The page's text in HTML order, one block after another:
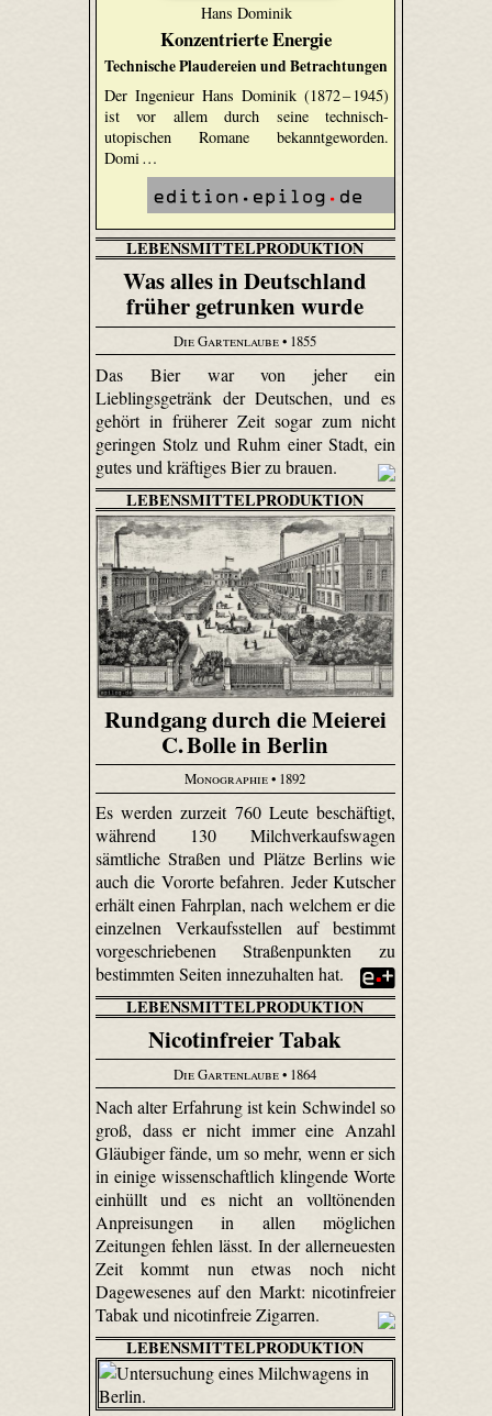
Hans Dominik
Konzentrierte Energie
Technische Plaudereien und Betrachtungen
Der Ingenieur Hans Dominik (1872 – 1945)
ist vor allem durch seine technisch-
utopischen Romane bekanntgeworden.
Domi …
LEBENSMITTELPRODUKTION
Was alles in Deutschland
früher getrunken wurde
Die Gartenlaube• 1855
Das Bier war von jeher ein
Lieblingsgetränk der Deutschen, und es
gehört in früherer Zeit sogar zum nicht
geringen Stolz und Ruhm einer Stadt, ein
gutes und kräftiges Bier zu brauen.
LEBENSMITTELPRODUKTION
Rundgang durch die Meierei
C. Bolle in Berlin
Monographie• 1892
Es werden zurzeit 760 Leute beschäftigt,
während 130 Milchverkaufswagen
sämtliche Straßen und Plätze Berlins wie
auch die Vororte befahren. Jeder Kutscher
erhält einen Fahrplan, nach welchem er die
einzelnen Verkaufsstellen auf bestimmt
vorgeschriebenen Straßenpunkten zu
bestimmten Seiten innezuhalten hat.
LEBENSMITTELPRODUKTION
Nicotinfreier Tabak
Die Gartenlaube• 1864
Nach alter Erfahrung ist kein Schwindel so
groß, dass er nicht immer eine Anzahl
Gläubiger fände, um so mehr, wenn er sich
in einige wissenschaftlich klingende Worte
einhüllt und es nicht an volltönenden
Anpreisungen in allen möglichen
Zeitungen fehlen lässt. In der allerneuesten
Zeit kommt nun etwas noch nicht
Dagewesenes auf den Markt: nicotinfreier
Tabak und nicotinfreie Zigarren.
LEBENSMITTELPRODUKTION